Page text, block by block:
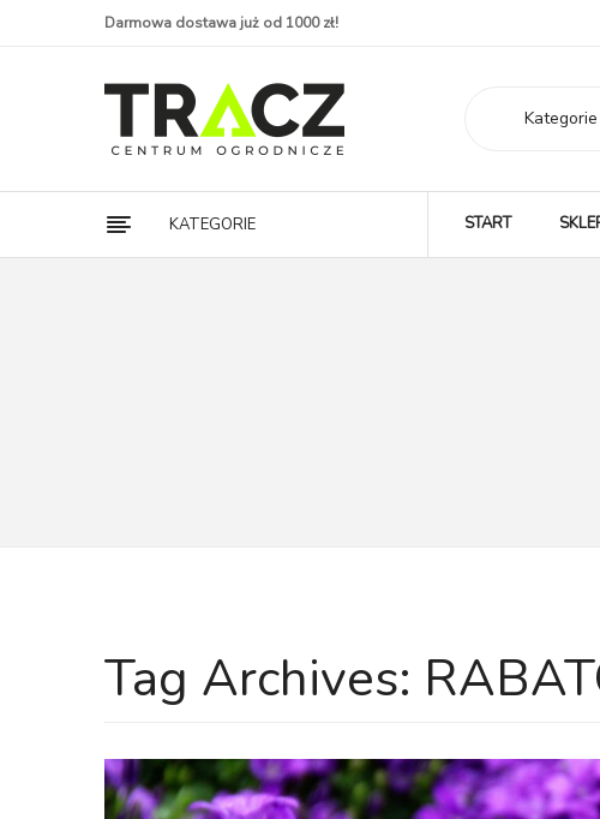
Darmowa dostawa już od 1000 zł!
Kategorie
KATEGORIE START
Tag Archives: